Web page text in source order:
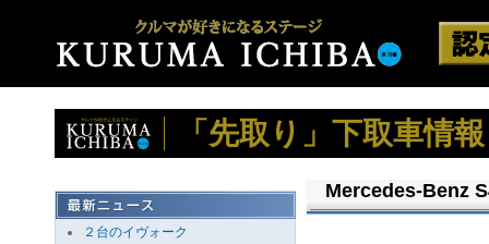
「先取り」下取車情報
２台のイヴォーク
Mercedes-Benz